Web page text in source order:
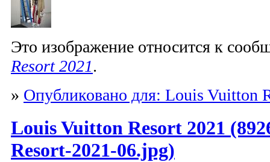
Это изображение относится к
Resort 2021.
» Опубликовано для: Louis Vuitton
Louis Vuitton Resort 2021
Resort-2021-06.jpg)